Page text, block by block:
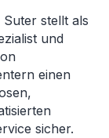
stellt als
und
einen
sicher.